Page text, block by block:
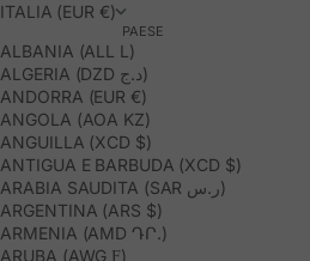
ITALIA (EUR €)
PAESE
ALBANIA (ALL L)
ALGERIA (DZD د.ج)
ANDORRA (EUR €)
ANGOLA (AOA KZ)
ANGUILLA (XCD $)
ANTIGUA E BARBUDA (XCD $)
ARABIA SAUDITA (SAR ر.س)
ARGENTINA (ARS $)
ARMENIA (AMD ԴՐ.)
ARUBA (AWG Ƒ)